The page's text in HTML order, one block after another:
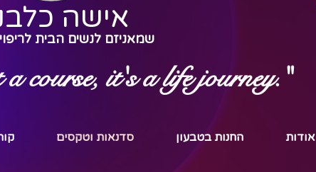
שמאניזם לנשים הבית
אישה
a course, it's a life journey."
אודות החנות בטבעון סדנאות וטקסים